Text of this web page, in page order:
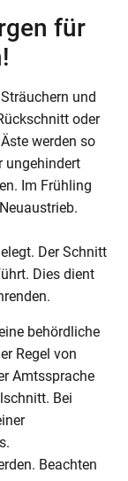
für
und
oder
werden so
ungehindert
Im Frühling
Der Schnitt
Dies dient
behördliche
Regel von
Amtssprache
Bei
Beachten